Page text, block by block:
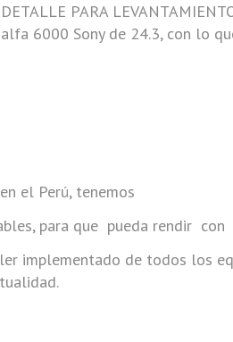
PARA
6000 Sony de 24.3, con lo
el Perú, tenemos
para que pueda rendir
implementado de todos los